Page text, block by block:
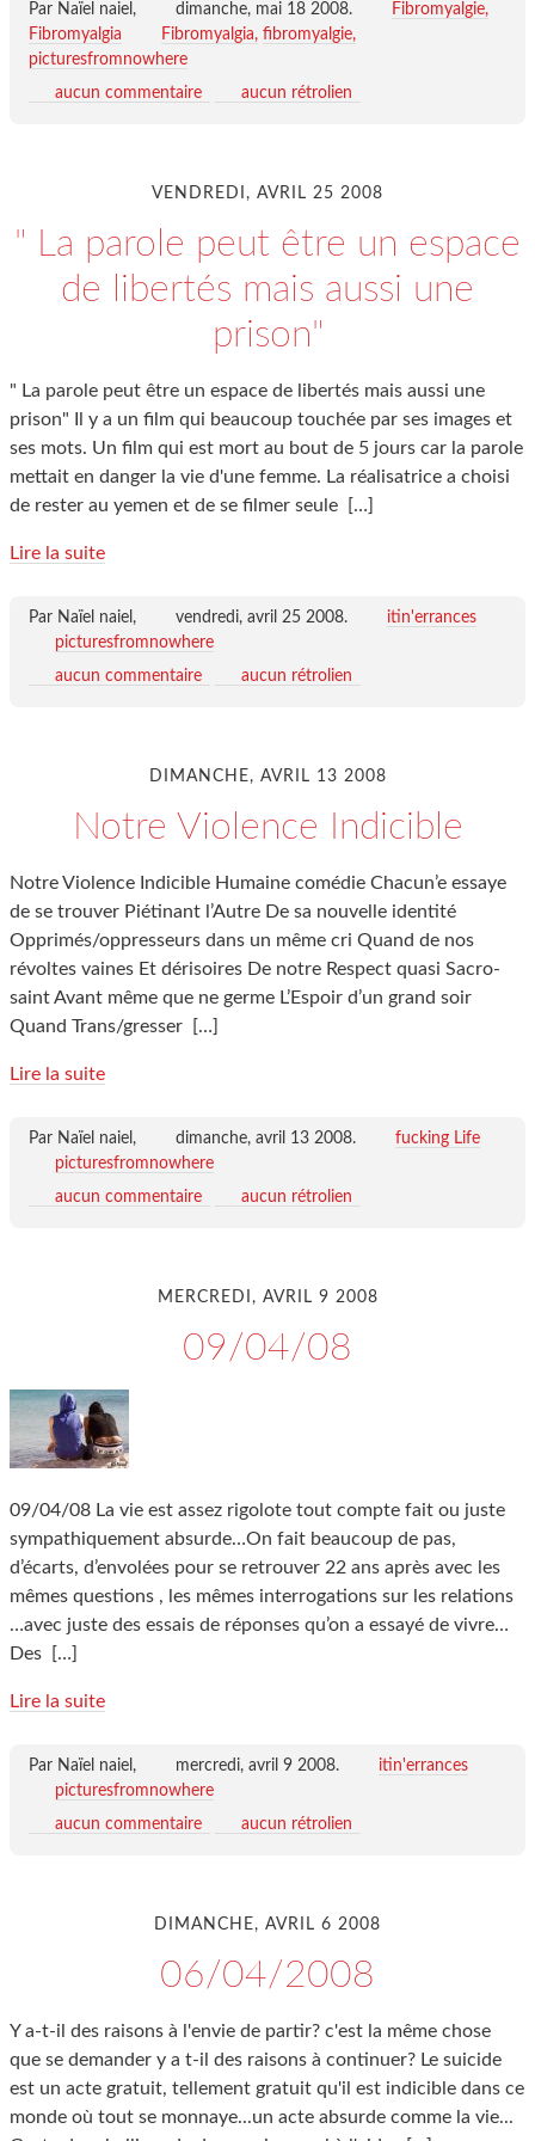
Par Naïel naiel, dimanche, mai 18 2008.
Fibromyalgie,
Fibromyalgia
Fibromyalgia fibromyalgie
picturesfromnowhere
aucun commentaire
aucun rétrolien
VENDREDI, AVRIL 25 2008
" La parole peut être un espace
de libertés mais aussi une
prison"
" La parole peut être un espace de libertés mais aussi une
prison" Il y a un film qui beaucoup touchée par ses images et
ses mots. Un film qui est mort au bout de 5 jours car la parole
mettait en danger la vie d'une femme. La réalisatrice a choisi
de rester au yemen et de se filmer seule
[…]
Lire la suite
Par Naïel naiel, vendredi, avril 25 2008.
itin'errances
picturesfromnowhere
aucun commentaire
aucun rétrolien
DIMANCHE, AVRIL 13 2008
Notre Violence Indicible
Notre Violence Indicible Humaine comédie Chacun’e essaye
de se trouver Piétinant l’Autre De sa nouvelle identité
Opprimés/oppresseurs dans un même cri Quand de nos
révoltes vaines Et dérisoires De notre Respect quasi Sacro-
saint Avant même que ne germe L’Espoir d’un grand soir
Quand Trans/gresser
[…]
Lire la suite
Par Naïel naiel, dimanche, avril 13 2008.
fucking Life
picturesfromnowhere
aucun commentaire
aucun rétrolien
MERCREDI, AVRIL 9 2008
09/04/08
09/04/08 La vie est assez rigolote tout compte fait ou juste
sympathiquement absurde…On fait beaucoup de pas,
d’écarts, d’envolées pour se retrouver 22 ans après avec les
mêmes questions , les mêmes interrogations sur les relations
…avec juste des essais de réponses qu’on a essayé de vivre…
Des
[…]
Lire la suite
Par Naïel naiel, mercredi, avril 9 2008.
itin'errances
picturesfromnowhere
aucun commentaire
aucun rétrolien
DIMANCHE, AVRIL 6 2008
06/04/2008
Y a-t-il des raisons à l'envie de partir? c'est la même chose
que se demander y a t-il des raisons à continuer? Le suicide
est un acte gratuit, tellement gratuit qu'il est indicible dans ce
monde où tout se monnaye...un acte absurde comme la vie...